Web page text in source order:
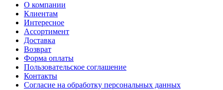
О компании
Клиентам
Интересное
Ассортимент
Доставка
Возврат
Форма оплаты
Пользовательское соглашение
Контакты
Согласие на обработку персональных данных